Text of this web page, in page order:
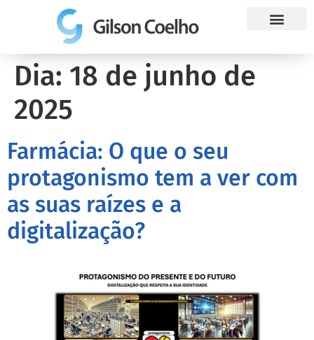
Dia: 18 de junho de
2025
Farmácia: O que o seu
protagonismo tem a ver com
as suas raízes e a
digitalização?